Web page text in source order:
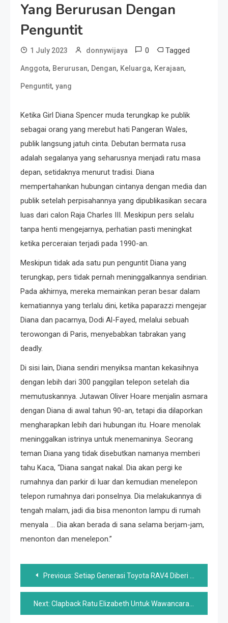
Yang Berurusan Dengan
Penguntit
1 July 2023 donnywijaya 0 Tagged
Anggota, Berurusan, Dengan, Keluarga, Kerajaan,
Penguntit, yang
Ketika Girl Diana Spencer muda terungkap ke publik
sebagai orang yang merebut hati Pangeran Wales,
publik langsung jatuh cinta. Debutan bermata rusa
adalah segalanya yang seharusnya menjadi ratu masa
depan, setidaknya menurut tradisi. Diana
mempertahankan hubungan cintanya dengan media dan
publik setelah perpisahannya yang dipublikasikan secara
luas dari calon Raja Charles III. Meskipun pers selalu
tanpa henti mengejarnya, perhatian pasti meningkat
ketika perceraian terjadi pada 1990-an.
Meskipun tidak ada satu pun penguntit Diana yang
terungkap, pers tidak pernah meninggalkannya sendirian.
Pada akhirnya, mereka memainkan peran besar dalam
kematiannya yang terlalu dini, ketika paparazzi mengejar
Diana dan pacarnya, Dodi Al-Fayed, melalui sebuah
terowongan di Paris, menyebabkan tabrakan yang
deadly.
Di sisi lain, Diana sendiri menyiksa mantan kekasihnya
dengan lebih dari 300 panggilan telepon setelah dia
memutuskannya. Jutawan Oliver Hoare menjalin asmara
dengan Diana di awal tahun 90-an, tetapi dia dilaporkan
mengharapkan lebih dari hubungan itu. Hoare menolak
meninggalkan istrinya untuk menemaninya. Seorang
teman Diana yang tidak disebutkan namanya memberi
tahu Kaca, “Diana sangat nakal. Dia akan pergi ke
rumahnya dan parkir di luar dan kemudian menelepon
telepon rumahnya dari ponselnya. Dia melakukannya di
tengah malam, jadi dia bisa menonton lampu di rumah
menyala … Dia akan berada di sana selama berjam-jam,
menonton dan menelepon.”
Post
navigation
Previous: Setiap Generasi Toyota RAV4 Diberi Peringkat Terburuk Hingga Terbaik
Next: Clapback Ratu Elizabeth Untuk Wawancara Oprah Meghan dan Harry Dilaporkan Diperjuangkan oleh Kate